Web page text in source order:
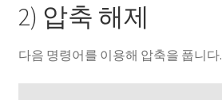
2) 압축 해제
다음 명령어를 이용해 압축을 풉니다.